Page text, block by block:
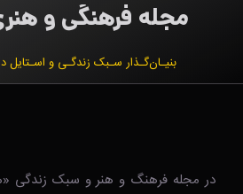
بنیـان‌گـذار سـبک زندگـی و اسـتایل
در مجله فرهنگ و هنر و سبک زندگی‌